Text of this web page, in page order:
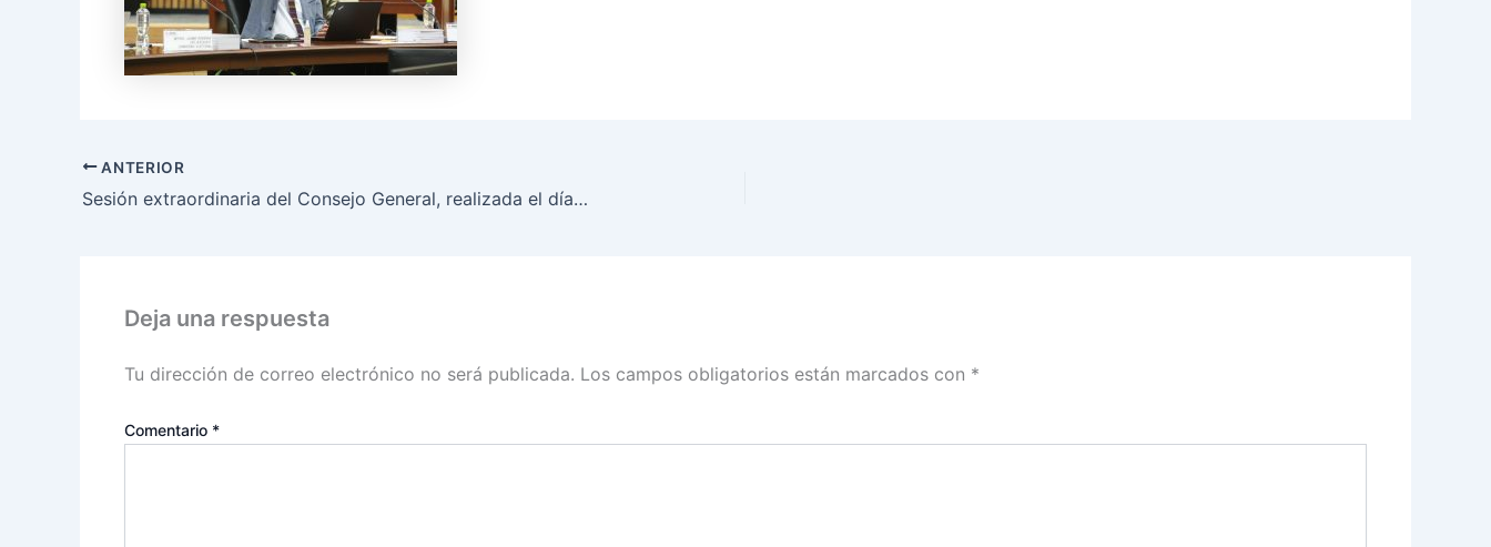
ANTERIOR
Sesión extraordinaria del Consejo General, realizada el día 29 de marzo de 2022.
Deja una respuesta
Tu dirección de correo electrónico no será publicada. Los campos obligatorios están marcados con *
Comentario *